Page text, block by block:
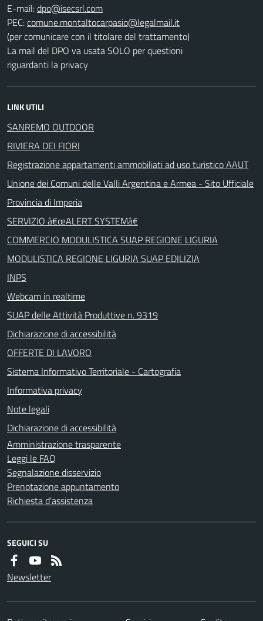
E-mail:
PEC:
(per comunicare con il titolare del trattamento)
La mail del DPO va usata SOLO per questioni
riguardanti la privacy
LINK UTILI
SANREMO OUTDOOR
RIVIERA DEI FIORI
Registrazione appartamenti ammobiliati ad uso turistico AAUT
Unione dei Comuni delle Valli Argentina e Armea - Sito Ufficiale
Provincia di Imperia
SERVIZIO â€œALERT SYSTEMâ€
COMMERCIO MODULISTICA SUAP REGIONE LIGURIA
MODULISTICA REGIONE LIGURIA SUAP EDILIZIA
INPS
Webcam in realtime
SUAP delle Attività Produttive n. 9319
Dichiarazione di accessibilità
OFFERTE DI LAVORO
Sistema Informativo Territoriale - Cartografia
Informativa privacy
Note legali
Dichiarazione di accessibilità
Amministrazione trasparente
Leggi le FAQ
Segnalazione disservizio
Prenotazione appuntamento
Richiesta d'assistenza
SEGUICI SU
Newsletter